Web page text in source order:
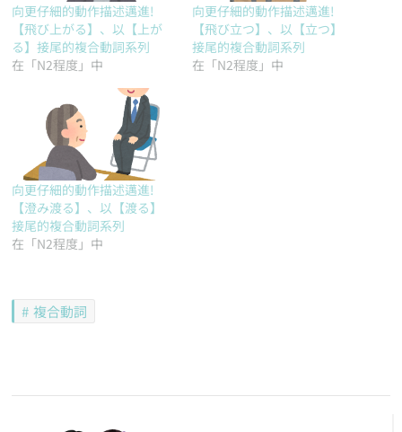
向更仔細的動作描述邁進!
【飛び上がる】、以【上が
る】接尾的複合動詞系列
在「N2程度」中
向更仔細的動作描述邁進!
【飛び立つ】、以【立つ】
接尾的複合動詞系列
在「N2程度」中
向更仔細的動作描述邁進!
【澄み渡る】、以【渡る】
接尾的複合動詞系列
在「N2程度」中
複合動詞